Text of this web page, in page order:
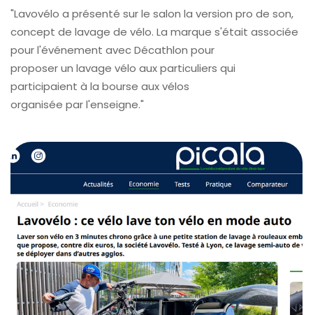
"Lavovélo a présenté sur le salon la version pro de son,
concept de lavage de vélo. La marque s'était associée
pour l'événement avec Décathlon pour
proposer un lavage vélo aux particuliers qui
participaient à la bourse aux vélos
organisée par l'enseigne."